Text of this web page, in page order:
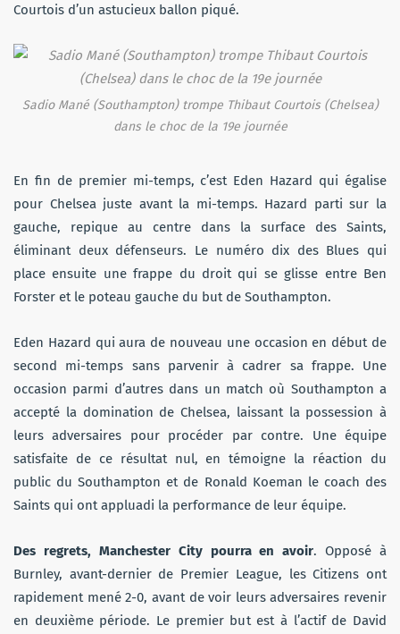
Courtois d’un astucieux ballon piqué.
Sadio Mané (Southampton) trompe Thibaut Courtois (Chelsea)
dans le choc de la 19e journée
En fin de premier mi-temps, c’est Eden Hazard qui égalise
pour Chelsea juste avant la mi-temps. Hazard parti sur la
gauche, repique au centre dans la surface des Saints,
éliminant deux défenseurs. Le numéro dix des Blues qui
place ensuite une frappe du droit qui se glisse entre Ben
Forster et le poteau gauche du but de Southampton.
Eden Hazard qui aura de nouveau une occasion en début de
second mi-temps sans parvenir à cadrer sa frappe. Une
occasion parmi d’autres dans un match où Southampton a
accepté la domination de Chelsea, laissant la possession à
leurs adversaires pour procéder par contre. Une équipe
satisfaite de ce résultat nul, en témoigne la réaction du
public du Southampton et de Ronald Koeman le coach des
Saints qui ont appluadi la performance de leur équipe.
Des regrets, Manchester City pourra en avoir. Opposé à
Burnley, avant-dernier de Premier League, les Citizens ont
rapidement mené 2-0, avant de voir leurs adversaires revenir
en deuxième période. Le premier but est à l’actif de David